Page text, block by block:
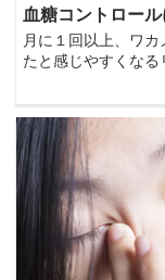
血糖コントロー
月に１回以上、ワ
たと感じやすくなる